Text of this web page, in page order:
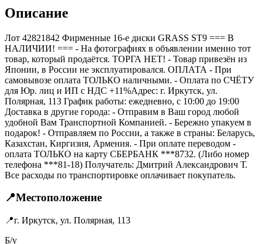
Описание
Лот 42821842 Фирменные 16-е диски GRASS ST9 === B
НАЛИЧИИ! === - На фотографиях в объявлении именно тот
товар, который продаётся. ТОРГА НЕТ! - Товар привезён из
Японии, в России не эксплуатировался. ОПЛАТА - При
самовывозе оплата ТОЛЬКО наличными. - Оплата по СЧЁТУ
для Юр. лиц и ИП с НДС +11%Адрес: г. Иркутск, ул.
Полярная, 113 График работы: ежедневно, с 10:00 до 19:00
Доставка в другие города: - Отправим в Ваш город любой
удобной Вам Транспортной Компанией. - Бережно упакуем в
подарок! - Отправляем по России, а также в страны: Беларусь,
Казахстан, Киргизия, Армения. - При оплате переводом -
оплата ТОЛЬКО на карту СБЕРБАНК ***8732. (Либо номер
телефона ***81-18) Получатель: Дмитрий Александрович Т.
Все расходы по транспортировке оплачивает покупатель.
📍Местоположение
📍г. Иркутск, ул. Полярная, 113
Б/у